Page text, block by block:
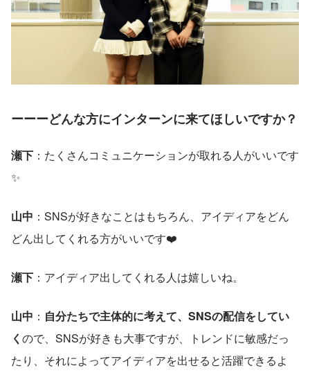
ーーーどんな方にインターンに来てほしいですか？
瀬下 ：たくさんコミュニケーションが取れる人がいいです
✨
山中 ：SNSが好きなことはもちろん、アイディアをどん
どん出してくれる方がいいです❤️
瀬下 ：アイディア出してくれる人は嬉しいね。
山中 ： 自分たちで主体的に考えて、SNSの配信をしてい
く ので、SNSが好きも大事ですが、トレンドに敏感だっ
たり、それによってアイディアを出せると活躍できるよ